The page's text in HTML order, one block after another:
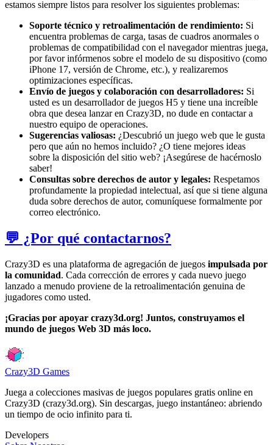
estamos siempre listos para resolver los siguientes problemas:
Soporte técnico y retroalimentación de rendimiento: Si
encuentra problemas de carga, tasas de cuadros anormales o
problemas de compatibilidad con el navegador mientras juega,
por favor infórmenos sobre el modelo de su dispositivo (como
iPhone 17, versión de Chrome, etc.), y realizaremos
optimizaciones específicas.
Envío de juegos y colaboración con desarrolladores: Si
usted es un desarrollador de juegos H5 y tiene una increíble
obra que desea lanzar en Crazy3D, no dude en contactar a
nuestro equipo de operaciones.
Sugerencias valiosas: ¿Descubrió un juego web que le gusta
pero que aún no hemos incluido? ¿O tiene mejores ideas
sobre la disposición del sitio web? ¡Asegúrese de hacérnoslo
saber!
Consultas sobre derechos de autor y legales: Respetamos
profundamente la propiedad intelectual, así que si tiene alguna
duda sobre derechos de autor, comuníquese formalmente por
correo electrónico.
💬 ¿Por qué contactarnos?
Crazy3D es una plataforma de agregación de juegos impulsada por
la comunidad. Cada corrección de errores y cada nuevo juego
lanzado a menudo proviene de la retroalimentación genuina de
jugadores como usted.
¡Gracias por apoyar crazy3d.org! Juntos, construyamos el
mundo de juegos Web 3D más loco.
Crazy3D Games
Juega a colecciones masivas de juegos populares gratis online en
Crazy3D (crazy3d.org). Sin descargas, juego instantáneo: abriendo
un tiempo de ocio infinito para ti.
Developers